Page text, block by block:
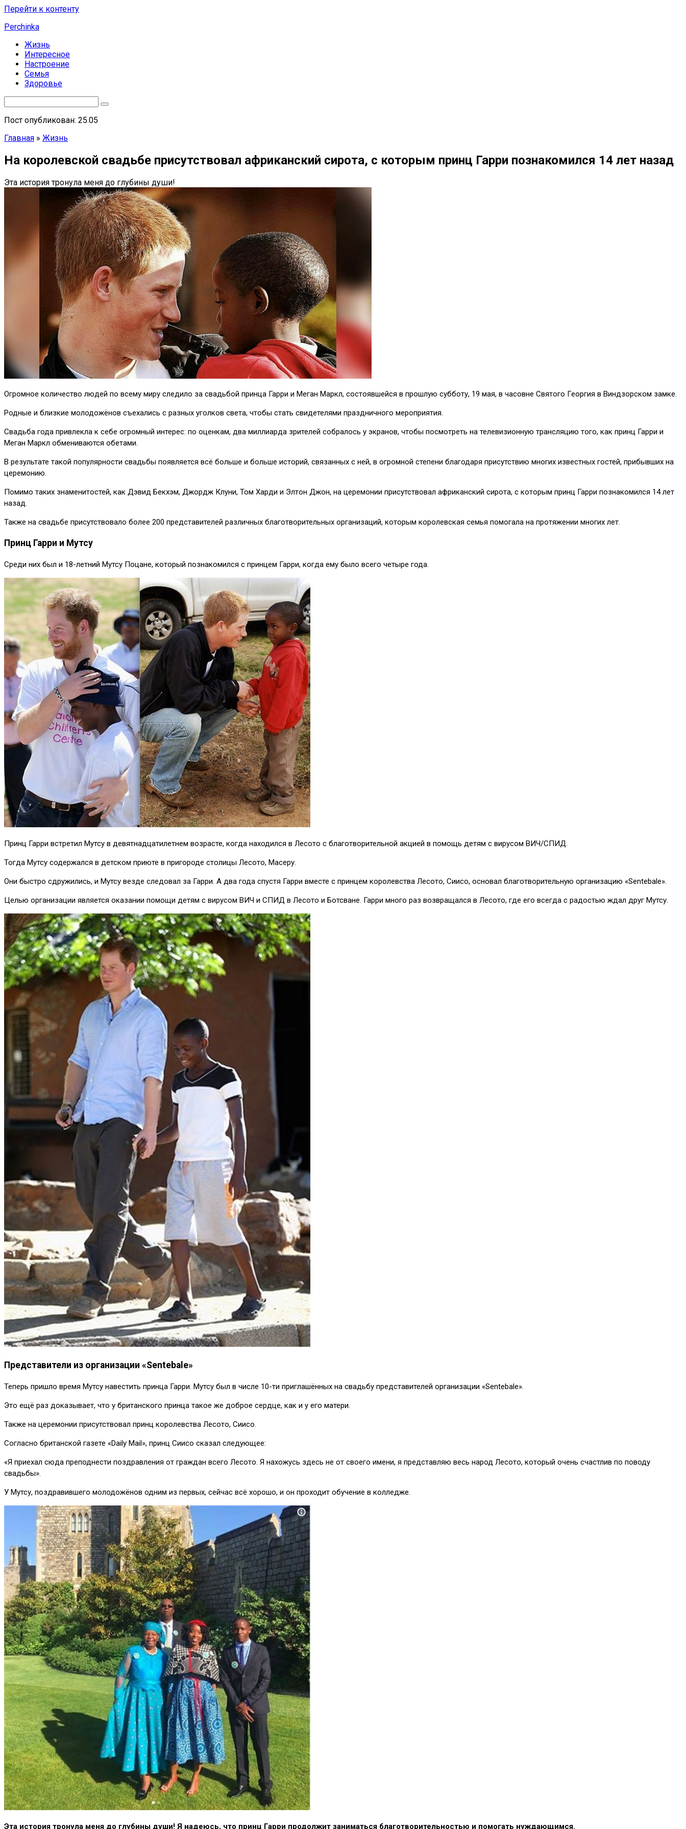
Перейти к контенту
Perchinka
Жизнь
Интересное
Настроение
Семья
Здоровье
Пост опубликован: 25.05
Главная » Жизнь
На королевской свадьбе присутствовал африканский сирота, с которым принц Гарри познакомился 14 лет назад
Эта история тронула меня до глубины души!
Огромное количество людей по всему миру следило за свадьбой принца Гарри и Меган Маркл, состоявшейся в прошлую субботу, 19 мая, в часовне Святого Георгия в Виндзорском замке.
Родные и близкие молодожёнов съехались с разных уголков света, чтобы стать свидетелями праздничного мероприятия.
Свадьба года привлекла к себе огромный интерес: по оценкам, два миллиарда зрителей собралось у экранов, чтобы посмотреть на телевизионную трансляцию того, как принц Гарри и
Меган Маркл обмениваются обетами.
В результате такой популярности свадьбы появляется всё больше и больше историй, связанных с ней, в огромной степени благодаря присутствию многих известных гостей, прибывших на
церемонию.
Помимо таких знаменитостей, как Дэвид Бекхэм, Джордж Клуни, Том Харди и Элтон Джон, на церемонии присутствовал африканский сирота, с которым принц Гарри познакомился 14 лет
назад.
Также на свадьбе присутствовало более 200 представителей различных благотворительных организаций, которым королевская семья помогала на протяжении многих лет.
Принц Гарри и Мутсу
Среди них был и 18-летний Мутсу Поцане, который познакомился с принцем Гарри, когда ему было всего четыре года.
Принц Гарри встретил Мутсу в девятнадцатилетнем возрасте, когда находился в Лесото с благотворительной акцией в помощь детям с вирусом ВИЧ/СПИД.
Тогда Мутсу содержался в детском приюте в пригороде столицы Лесото, Масеру.
Они быстро сдружились, и Мутсу везде следовал за Гарри. А два года спустя Гарри вместе с принцем королевства Лесото, Сиисо, основал благотворительную организацию «Sentebale».
Целью организации является оказании помощи детям с вирусом ВИЧ и СПИД в Лесото и Ботсване. Гарри много раз возвращался в Лесото, где его всегда с радостью ждал друг Мутсу.
Представители из организации «Sentebale»
Теперь пришло время Мутсу навестить принца Гарри. Мутсу был в числе 10-ти приглашённых на свадьбу представителей организации «Sentebale».
Это ещё раз доказывает, что у британского принца такое же доброе сердце, как и у его матери.
Также на церемонии присутствовал принц королевства Лесото, Сиисо.
Согласно британской газете «Daily Mail», принц Сиисо сказал следующее:
«Я приехал сюда преподнести поздравления от граждан всего Лесото. Я нахожусь здесь не от своего имени, я представляю весь народ Лесото, который очень счастлив по поводу
свадьбы».
У Мутсу, поздравившего молодожёнов одним из первых, сейчас всё хорошо, и он проходит обучение в колледже.
Эта история тронула меня до глубины души! Я надеюсь, что принц Гарри продолжит заниматься благотворительностью и помогать нуждающимся.